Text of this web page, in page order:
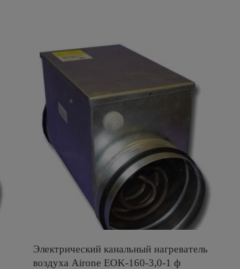
Электрический канальный нагреватель
воздуха Airone EOK-160-3,0-1 ф